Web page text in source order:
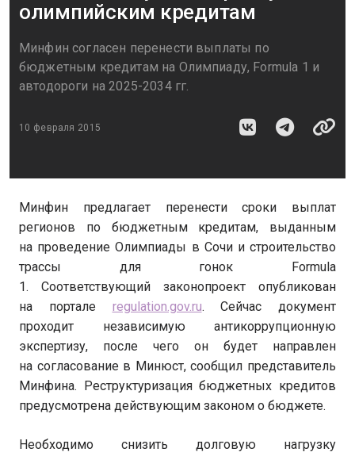
олимпийским кредитам
Минфин согласен перенести выплаты по
бюджетным кредитам на Олимпиаду, Formula 1 и
автодороги на 2025-2034 гг.
10 февраля 2015
Минфин предлагает перенести сроки выплат
регионов по бюджетным кредитам, выданным
на проведение Олимпиады в Сочи и строительство
трассы для гонок Formula
1. Соответствующий законопроект опубликован
на портале regulation.gov.ru. Сейчас документ
проходит независимую антикоррупционную
экспертизу, после чего он будет направлен
на согласование в Минюст, сообщил представитель
Минфина. Реструктуризация бюджетных кредитов
предусмотрена действующим законом о бюджете.
Необходимо снизить долговую нагрузку